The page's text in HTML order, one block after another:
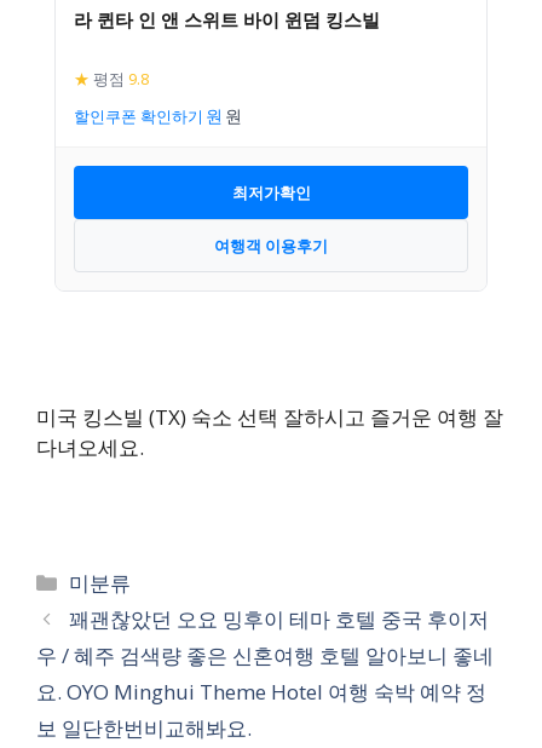
라 퀸타 인 앤 스위트 바이 윈덤 킹스빌
★ 평점 9.8
할인쿠폰 확인하기
최저가확인
여행객 이용후기
미국 킹스빌 (TX) 숙소 선택 잘하시고 즐거운 여행 잘
다녀오세요.
카
테
고
리
미분류
꽤괜찮았던 오요 밍후이 테마 호텔 중국 후이저
우 / 혜주 검색량 좋은 신혼여행 호텔 알아보니 좋네
요. OYO Minghui Theme Hotel 여행 숙박 예약 정
보 일단한번비교해봐요.